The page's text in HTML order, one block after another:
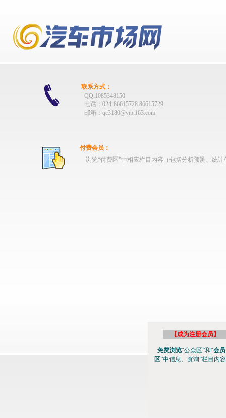
联系方式：
QQ:1085348150
电话：024-86615728 86615729
邮箱：qc3180@vip.163.com
付费会员：
浏览“付费区”中相应栏目内容（包括分析预测、统
【成为注册会员 】
免费浏览“公众区”和“会员
区”中信息、资询”栏目内